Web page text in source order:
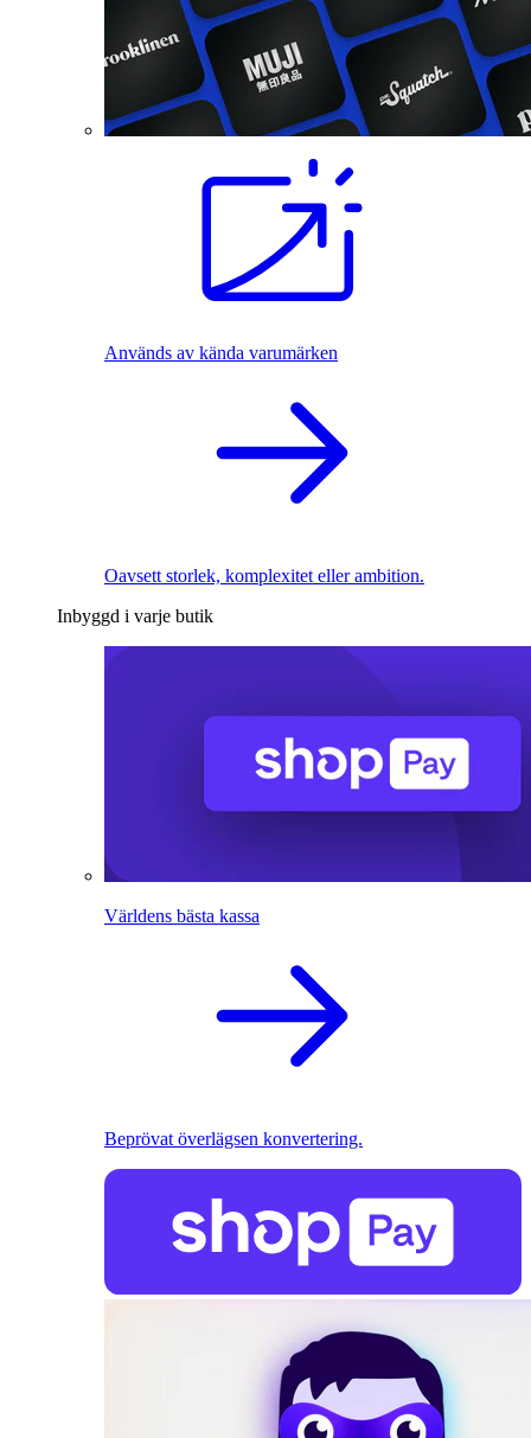
Används av kända varumärken
Oavsett storlek, komplexitet eller ambition.
Inbyggd i varje butik
Världens bästa kassa
Beprövat överlägsen konvertering.